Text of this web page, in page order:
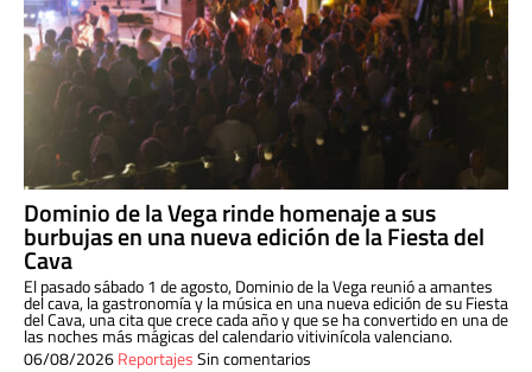
Dominio de la Vega rinde homenaje a sus
burbujas en una nueva edición de la Fiesta del
Cava
El pasado sábado 1 de agosto, Dominio de la Vega reunió a amantes
del cava, la gastronomía y la música en una nueva edición de su Fiesta
del Cava, una cita que crece cada año y que se ha convertido en una de
las noches más mágicas del calendario vitivinícola valenciano.
06/08/2026ReportajesSin comentarios